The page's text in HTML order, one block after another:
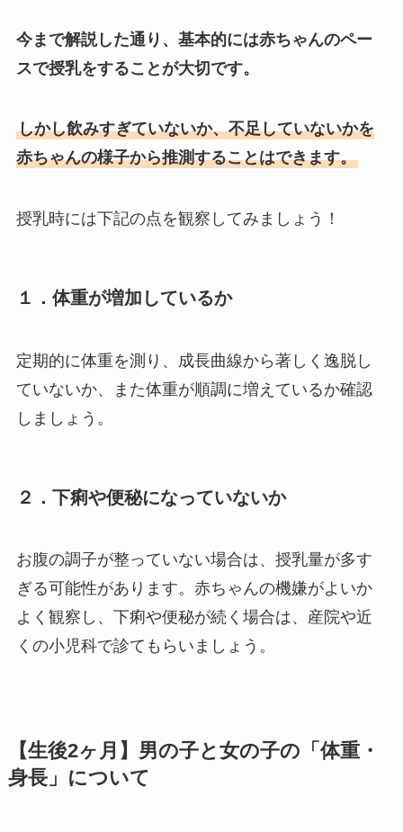
今まで解説した通り、基本的には赤ちゃんのペー
スで授乳をすることが大切です。
しかし飲みすぎていないか、不足していないかを
赤ちゃんの様子から推測することはできます。
授乳時には下記の点を観察してみましょう！
１．体重が増加しているか
定期的に体重を測り、成長曲線から著しく逸脱し
ていないか、また体重が順調に増えているか確認
しましょう。
２．下痢や便秘になっていないか
お腹の調子が整っていない場合は、授乳量が多す
ぎる可能性があります。赤ちゃんの機嫌がよいか
よく観察し、下痢や便秘が続く場合は、産院や近
くの小児科で診てもらいましょう。
【生後2ヶ月】男の子と女の子の「体重・
身長」について